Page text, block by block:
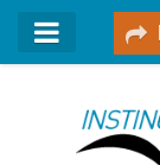
Mon podcast